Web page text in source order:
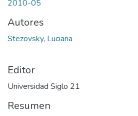
2010-05
Autores
Stezovsky, Luciana
Editor
Universidad Siglo 21
Resumen